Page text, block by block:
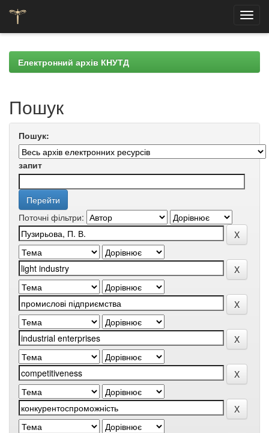
navigationЕлектронний архів КНУТД
Пошук
Пошук:
запит
Поточні фільтри: